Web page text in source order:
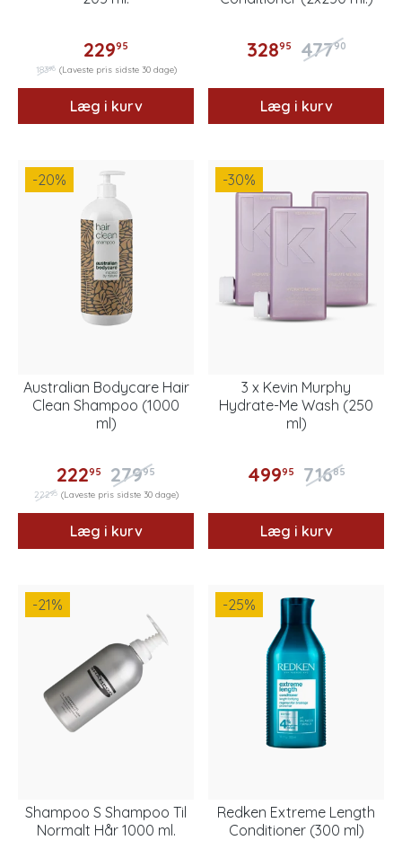
22995
18396 (Laveste pris sidste 30 dage)
Læg i kurv
32895 47790
Læg i kurv
-20%
Australian Bodycare Hair
Clean Shampoo (1000
ml)
22295 27995
22295 (Laveste pris sidste 30 dage)
Læg i kurv
-30%
3 x Kevin Murphy
Hydrate-Me Wash (250
ml)
49995 71685
Læg i kurv
-21%
Shampoo S Shampoo Til
Normalt Hår 1000 ml.
-25%
Redken Extreme Length
Conditioner (300 ml)